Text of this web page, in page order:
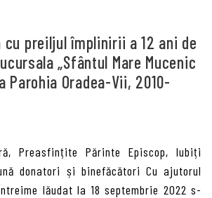
cu preiljul împlinirii a 12 ani de
„Sfântul Mare Mucenic
Parohia Oradea-Vii, 2010-
Preasfințite Părinte Episcop, Iubiți
donatori și binefăcători Cu ajutorul
lăudat la 18 septembrie 2022 s-